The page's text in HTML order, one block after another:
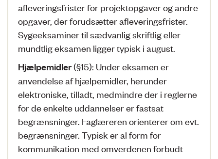
afleveringsfrister for projektopgaver og andre
opgaver, der forudsætter afleveringsfrister.
Sygeeksaminer til sædvanlig skriftlig eller
mundtlig eksamen ligger typisk i august.
Hjælpemidler(§15): Under eksamen er
anvendelse af hjælpemidler, herunder
elektroniske, tilladt, medmindre der i reglerne
for de enkelte uddannelser er fastsat
begrænsninger. Faglæreren orienterer om evt.
begrænsninger. Typisk er al form for
kommunikation med omverdenen forbudt